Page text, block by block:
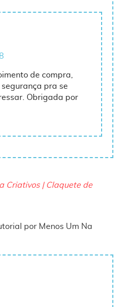
de compra,
pra se
Obrigada por
Criativos | Claquete de
por Menos Um Na